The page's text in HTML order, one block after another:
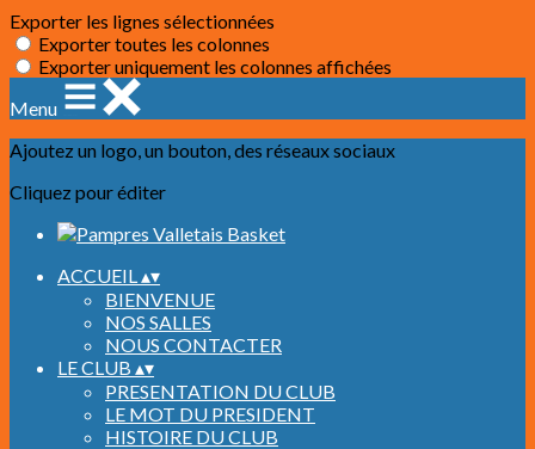
Exporter les lignes sélectionnées
Exporter toutes les colonnes
Exporter uniquement les colonnes affichées
Menu
Ajoutez un logo, un bouton, des réseaux sociaux
Cliquez pour éditer
ACCUEIL▴▾
BIENVENUE
NOS SALLES
NOUS CONTACTER
LE CLUB ▴▾
PRESENTATION DU CLUB
LE MOT DU PRESIDENT
HISTOIRE DU CLUB